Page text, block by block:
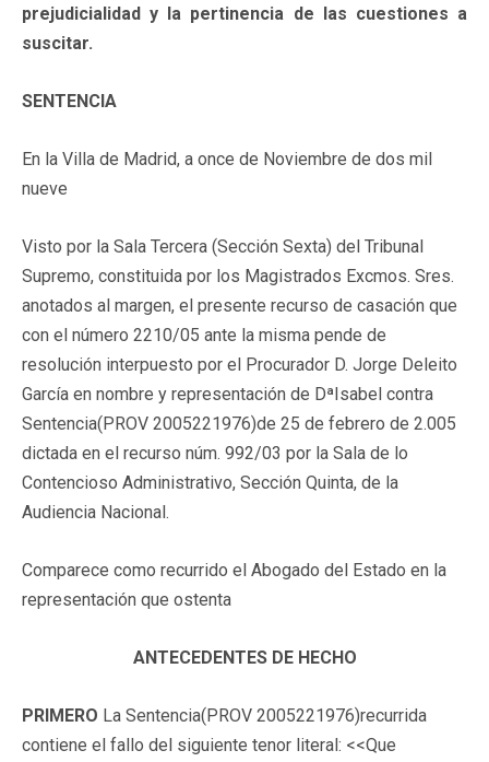
prejudicialidad y la pertinencia de las cuestiones a
suscitar.
SENTENCIA
En la Villa de Madrid, a once de Noviembre de dos mil
nueve
Visto por la Sala Tercera (Sección Sexta) del Tribunal
Supremo, constituida por los Magistrados Excmos. Sres.
anotados al margen, el presente recurso de casación que
con el número 2210/05 ante la misma pende de
resolución interpuesto por el Procurador D. Jorge Deleito
García en nombre y representación de DªIsabel contra
Sentencia(PROV 2005221976)de 25 de febrero de 2.005
dictada en el recurso núm. 992/03 por la Sala de lo
Contencioso Administrativo, Sección Quinta, de la
Audiencia Nacional.
Comparece como recurrido el Abogado del Estado en la
representación que ostenta
ANTECEDENTES DE HECHO
PRIMERO La Sentencia(PROV 2005221976)recurrida
contiene el fallo del siguiente tenor literal: <<Que